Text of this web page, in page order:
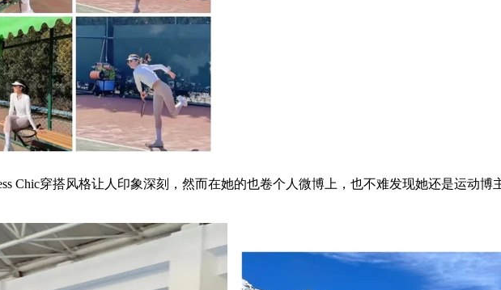
穿搭风格让人印象深刻，然而在她的也卷个人微博上，也不难发现她还是运动博